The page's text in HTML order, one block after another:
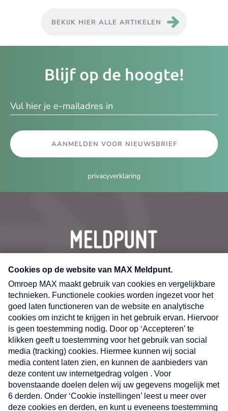
BEKIJK HIER ALLE ARTIKELEN
Blijf op de hoogte!
AANMELDEN VOOR NIEUWSBRIEF
privacyverklaring
CONTACT
Volg ons op
X
Nieuwsbrief